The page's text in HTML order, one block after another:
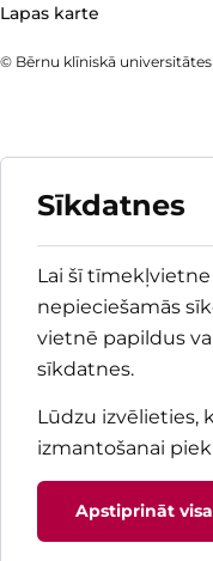
© Bērnu klīniskā
Lapas karte
Sīkdatnes
Lai šī
nepieciešamās
vietnē papildus
sīkdatnes.
Lūdzu izvēlieties,
izmantošanai
Apstiprināt